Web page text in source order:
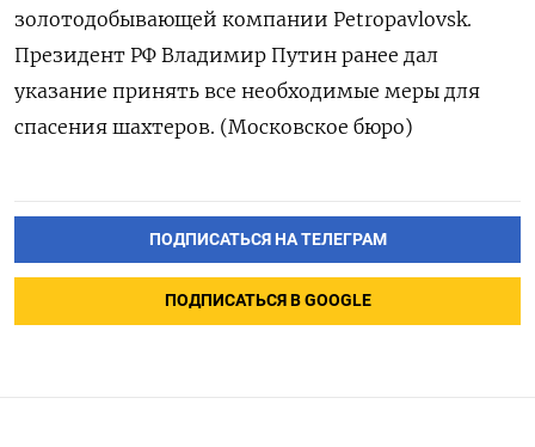
золотодобывающей компании Petropavlovsk.
Президент РФ Владимир Путин ранее дал
указание принять все необходимые меры для
спасения шахтеров. (Московское бюро)
ПОДПИСАТЬСЯ НА ТЕЛЕГРАМ
ПОДПИСАТЬСЯ В GOOGLE